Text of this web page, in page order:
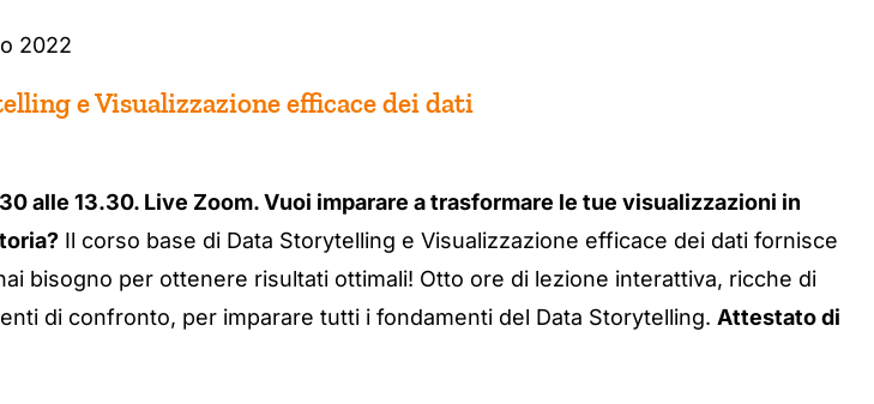
2022
e Visualizzazione efficace dei dati
alle 13.30. Live Zoom. Vuoi imparare a trasformare le tue visualizzazioni in
Il corso base di Data Storytelling e Visualizzazione efficace dei dati fornisce
bisogno per ottenere risultati ottimali! Otto ore di lezione interattiva, ricche di
di confronto, per imparare tutti i fondamenti del Data Storytelling. Attestato di